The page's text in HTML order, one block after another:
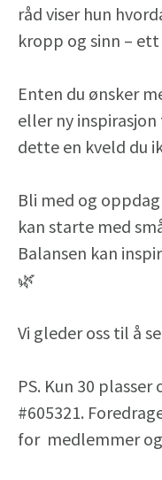
råd viser hun
kropp og sinn –
Enten du ønsker
eller ny
dette en kveld du
Bli med og
kan starte med
Balansen kan
🌿
Vi gleder oss til å
PS. Kun 30
#605321.
for medlemmer